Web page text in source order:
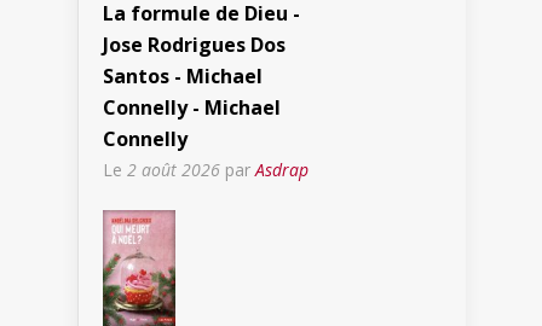
La formule de Dieu -
Jose Rodrigues Dos
Santos - Michael
Connelly - Michael
Connelly
Le 2 août 2026 parAsdrap